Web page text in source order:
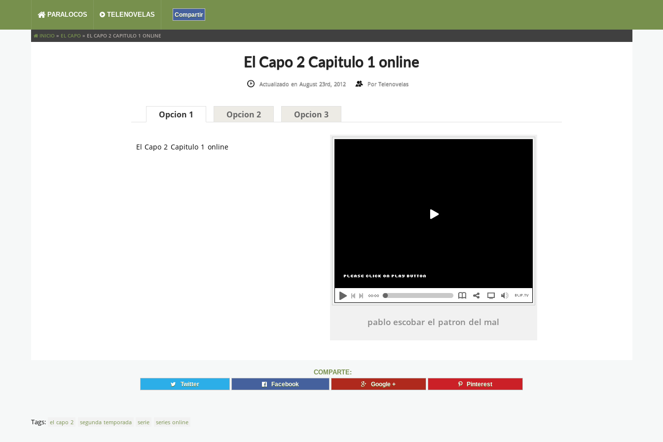
PARALOCOS TELENOVELAS Compartir
INICIO » EL CAPO » EL CAPO 2 CAPITULO 1 ONLINE
El Capo 2 Capitulo 1 online
Actualizado en August 23rd, 2012 PorTelenovelas
Opcion 1 Opcion 2 Opcion 3
pablo escobar el patron del mal
El Capo 2 Capitulo 1 online
COMPARTE:
Twitter Facebook Google + Pinterest
Tags: el capo 2 segunda temporada serie series online